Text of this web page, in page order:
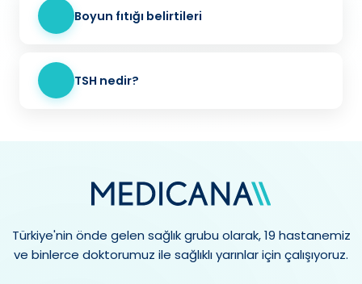
Boyun fıtığı belirtileri
TSH nedir?
Türkiye'nin önde gelen sağlık grubu olarak, 19 hastanemiz
ve binlerce doktorumuz ile sağlıklı yarınlar için çalışıyoruz.